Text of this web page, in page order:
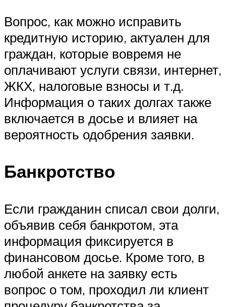
Вопрос, как можно исправить
кредитную историю, актуален для
граждан, которые вовремя не
оплачивают услуги связи, интернет,
ЖКХ, налоговые взносы и т.д.
Информация о таких долгах также
включается в досье и влияет на
вероятность одобрения заявки.
Банкротство
Если гражданин списал свои долги,
объявив себя банкротом, эта
информация фиксируется в
финансовом досье. Кроме того, в
любой анкете на заявку есть
вопрос о том, проходил ли клиент